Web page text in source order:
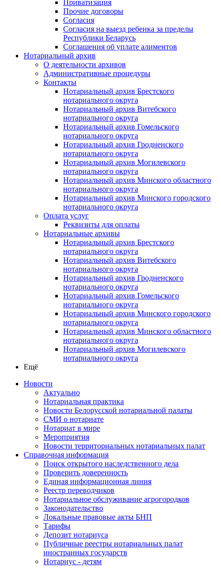
Приватизация
Прочие договоры
Согласия
Согласия на выезд ребенка за пределы
Республики Беларусь
Соглашения об уплате алиментов
Нотариальный архив
О деятельности архивов
Административные процедуры
Контакты
Нотариальный архив Брестского
нотариального округа
Нотариальный архив Витебского
нотариального округа
Нотариальный архив Гомельского
нотариального округа
Нотариальный архив Гродненского
нотариального округа
Нотариальный архив Могилевского
нотариального округа
Нотариальный архив Минского областного
нотариального округа
Нотариальный архив Минского городского
нотариального округа
Оплата услуг
Реквизиты для оплаты
Нотариальные архивы
Нотариальный архив Брестского
нотариального округа
Нотариальный архив Витебского
нотариального округа
Нотариальный архив Гродненского
нотариального округа
Нотариальный архив Гомельского
нотариального округа
Нотариальный архив Минского городского
нотариального округа
Нотариальный архив Минского областного
нотариального округа
Нотариальный архив Могилевского
нотариального округа
Ещё
Новости
Актуально
Нотариальная практика
Новости Белорусской нотариальной палаты
СМИ о нотариате
Нотариат в мире
Мероприятия
Новости территориальных нотариальных палат
Справочная информация
Поиск открытого наследственного дела
Проверить доверенность
Единая информационная линия
Реестр переводчиков
Нотариальное обслуживание агрогородков
Законодательство
Локальные правовые акты БНП
Тарифы
Депозит нотариуса
Публичные реестры нотариальных палат
иностранных государств
Нотариус - детям